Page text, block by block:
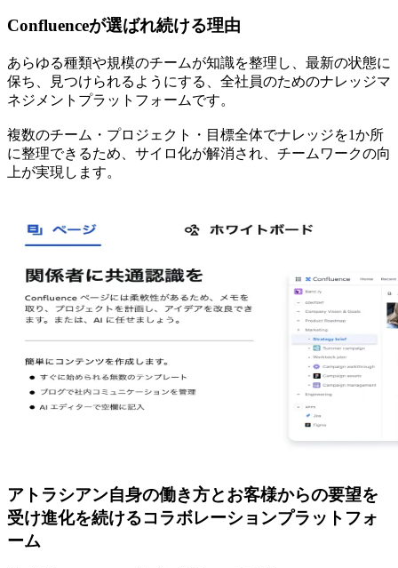
Confluenceが選ばれ続ける理由
あらゆる種類や規模のチームが知識を整理し、最新の状態に
保ち、見つけられるようにする、全社員のためのナレッジマ
ネジメントプラットフォームです。
複数のチーム・プロジェクト・目標全体でナレッジを1か所
に整理できるため、サイロ化が解消され、チームワークの向
上が実現します。
アトラシアン自身の働き方とお客様からの要望を
受け進化を続けるコラボレーションプラットフォ
ーム